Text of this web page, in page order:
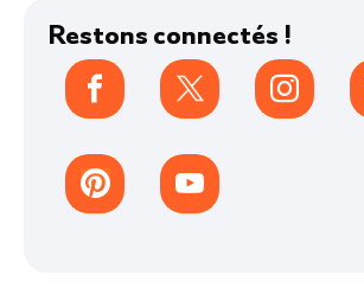
Restons connectés !